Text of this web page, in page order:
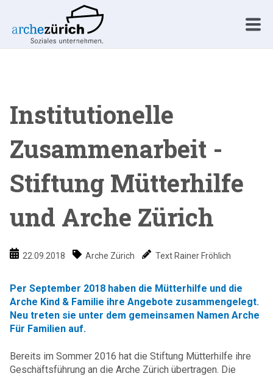
Institutionelle
Zusammenarbeit -
Stiftung Mütterhilfe
und Arche Zürich
22.09.2018 Arche Zürich Text Rainer Fröhlich
Per September 2018 haben die Mütterhilfe und die
Arche Kind & Familie ihre Angebote zusammengelegt.
Neu treten sie unter dem gemeinsamen Namen Arche
Für Familien auf.
Bereits im Sommer 2016 hat die Stiftung Mütterhilfe ihre
Geschäftsführung an die Arche Zürich übertragen. Die